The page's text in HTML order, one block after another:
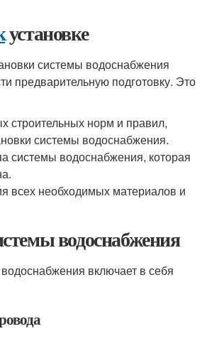
установке
системы водоснабжения
предварительную подготовку. Это
строительных норм и правил,
системы водоснабжения.
системы водоснабжения, которая
всех необходимых материалов и
водоснабжения
включает в себя